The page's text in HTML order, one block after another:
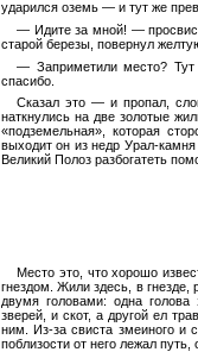
ударился оземь — и тут же
— Идите за мной! —
старой березы, повернул
— Заприметили место?
спасибо.
Сказал это — и пропал,
наткнулись на две золотые
«подземельная», которая
выходит он из недр Урал-
Великий Полоз разбогатеть
Место это, что хорошо
гнездом. Жили здесь, в
двумя головами: одна
зверей, и скот, а другой ел
ним. Из-за свиста змеиного и
поблизости от него лежал путь,